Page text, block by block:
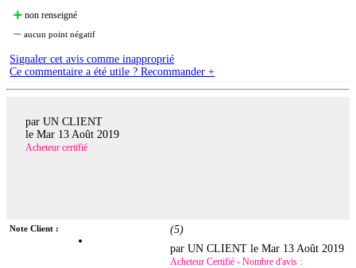
non renseigné
aucun point négatif
Signaler cet avis comme inapproprié
Ce commentaire a été utile ? Recommander +
par UN CLIENT
le Mar 13 Août 2019
Acheteur certifié
Note Client : (5)
par UN CLIENT leMar 13 Août 2019
Acheteur Certifié - Nombre d'avis :